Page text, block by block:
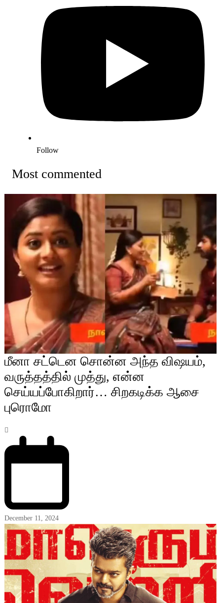
Follow
Most commented
மீனா சட்டென சொன்ன அந்த விஷயம்,
வருத்தத்தில் முத்து, என்ன
செய்யப்போகிறார்… சிறகடிக்க ஆசை
புரொமோ
December 11, 2024